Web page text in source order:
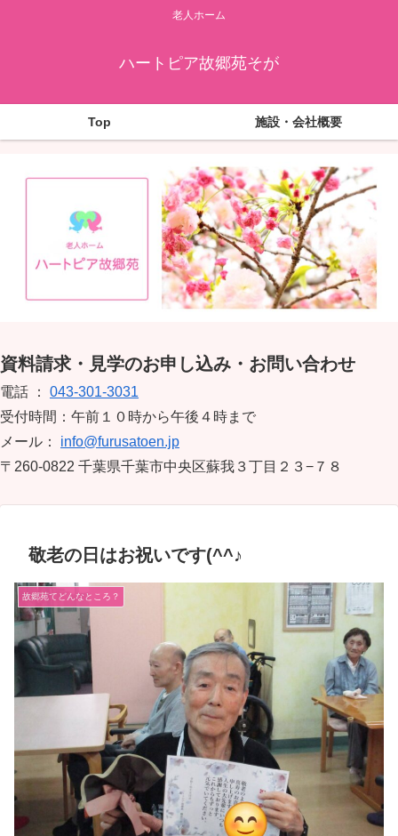
老人ホーム
ハートピア故郷苑そが
Top 施設・会社概要
資料請求・見学のお申し込み・お問い合わせ
電話 ： 043-301-3031
受付時間：午前１０時から午後４時まで
メール： info@furusatoen.jp
〒260-0822 千葉県千葉市中央区蘇我３丁目２３−７８
敬老の日はお祝いです(^^♪
故郷苑てどんなところ？